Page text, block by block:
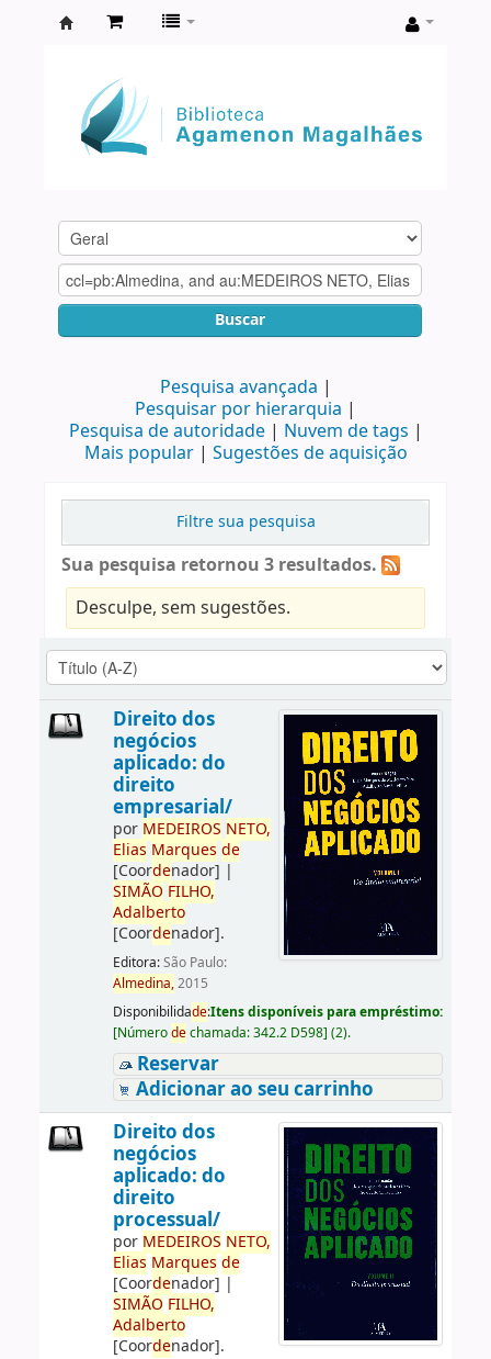
Agamenon
Magalhães
Buscar
Pesquisa avançada
Pesquisar por hierarquia
Pesquisa de autoridade
Nuvem de tags
Mais popular
Sugestões de aquisição
Filtre sua pesquisa
Sua pesquisa retornou 3 resultados.
Desculpe, sem sugestões.
Direito dos
negócios
aplicado: do
direito
empresarial/
por MEDEIROS NETO,
Elias Marques de
[Coordenador] |
SIMÃO FILHO,
Adalberto
[Coordenador].
Editora:São Paulo:
Almedina,2015
Disponibilidade:Itens disponíveis para empréstimo:
[Númerodechamada:342.2 D598] (2).
Reservar
Adicionar ao seu carrinho
Direito dos
negócios
aplicado: do
direito
processual/
por MEDEIROS NETO,
Elias Marques de
[Coordenador] |
SIMÃO FILHO,
Adalberto
[Coordenador].